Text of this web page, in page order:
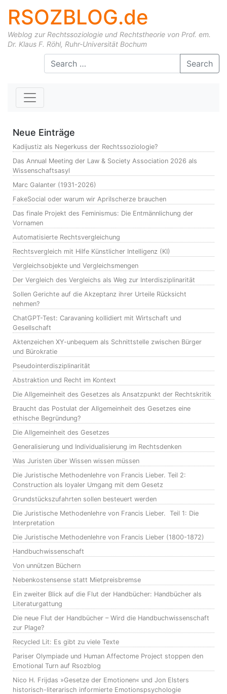
RSOZBLOG.de
Weblog zur Rechtssoziologie und Rechtstheorie von Prof. em.
Dr. Klaus F. Röhl, Ruhr-Universität Bochum
Skip to content Search
Neue Einträge
Kadijustiz als Negerkuss der Rechtssoziologie?
Das Annual Meeting der Law & Society Association 2026 als
Wissenschaftsasyl
Marc Galanter (1931-2026)
FakeSocial oder warum wir Aprilscherze brauchen
Das finale Projekt des Feminismus: Die Entmännlichung der
Vornamen
Automatisierte Rechtsvergleichung
Rechtsvergleich mit Hilfe Künstlicher Intelligenz (KI)
Vergleichsobjekte und Vergleichsmengen
Der Vergleich des Vergleichs als Weg zur Interdisziplinarität
Sollen Gerichte auf die Akzeptanz ihrer Urteile Rücksicht
nehmen?
ChatGPT-Test: Caravaning kollidiert mit Wirtschaft und
Gesellschaft
Aktenzeichen XY-unbequem als Schnittstelle zwischen Bürger
und Bürokratie
Pseudointerdisziplinarität
Abstraktion und Recht im Kontext
Die Allgemeinheit des Gesetzes als Ansatzpunkt der Rechtskritik
Braucht das Postulat der Allgemeinheit des Gesetzes eine
ethische Begründung?
Die Allgemeinheit des Gesetzes
Generalisierung und Individualisierung im Rechtsdenken
Was Juristen über Wissen wissen müssen
Die Juristische Methodenlehre von Francis Lieber. Teil 2:
Construction als loyaler Umgang mit dem Gesetz
Grundstückszufahrten sollen besteuert werden
Die Juristische Methodenlehre von Francis Lieber. Teil 1: Die
Interpretation
Die Juristische Methodenlehre von Francis Lieber (1800-1872)
Handbuchwissenschaft
Von unnützen Büchern
Nebenkostensense statt Mietpreisbremse
Ein zweiter Blick auf die Flut der Handbücher: Handbücher als
Literaturgattung
Die neue Flut der Handbücher – Wird die Handbuchwissenschaft
zur Plage?
Recycled Lit: Es gibt zu viele Texte
Pariser Olympiade und Human Affectome Project stoppen den
Emotional Turn auf Rsozblog
Nico H. Frijdas »Gesetze der Emotionen« und Jon Elsters
historisch-literarisch informierte Emotionspsychologie